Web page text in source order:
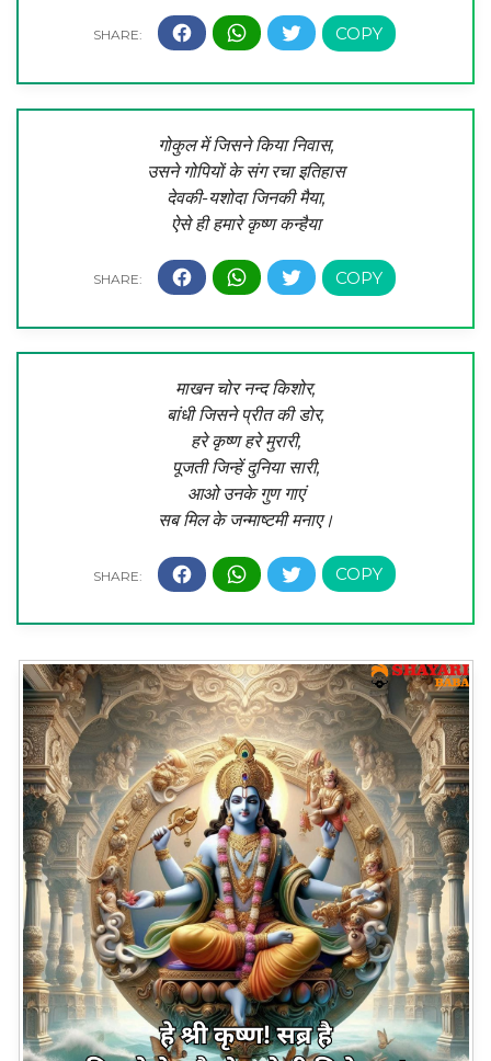
गोकुल में जिसने किया निवास,
उसने गोपियों के संग रचा इतिहास
देवकी-यशोदा जिनकी मैया,
ऐसे ही हमारे कृष्ण कन्हैया
माखन चोर नन्द किशोर,
बांधी जिसने प्रीत की डोर,
हरे कृष्ण हरे मुरारी,
पूजती जिन्हें दुनिया सारी,
आओ उनके गुण गाएं
सब मिल के जन्माष्टमी मनाए।